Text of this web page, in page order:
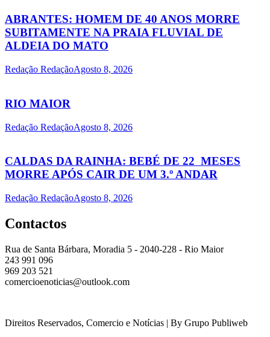
ABRANTES: HOMEM DE 40 ANOS MORRE
SUBITAMENTE NA PRAIA FLUVIAL DE
ALDEIA DO MATO
Redação RedaçãoAgosto 8, 2026
RIO MAIOR
Redação RedaçãoAgosto 8, 2026
CALDAS DA RAINHA: BEBÉ DE 22 MESES
MORRE APÓS CAIR DE UM 3.º ANDAR
Redação RedaçãoAgosto 8, 2026
Contactos
Rua de Santa Bárbara, Moradia 5 - 2040-228 - Rio Maior
243 991 096
969 203 521
comercioenoticias@outlook.com
Direitos Reservados, Comercio e Notícias | By Grupo Publiweb